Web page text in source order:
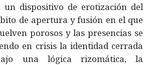
un dispositivo de erotización del
de apertura y fusión en el que
porosos y las presencias se
en crisis la identidad cerrada
una lógica rizomática, la